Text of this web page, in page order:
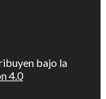
bajo la
4.0